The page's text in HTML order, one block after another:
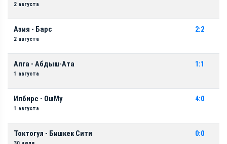
2 августа
Азия - Барс
2 августа
2:2
Алга - Абдыш-Ата
1 августа
1:1
Илбирс - ОшМу
1 августа
4:0
Токтогул - Бишкек Сити 0:0